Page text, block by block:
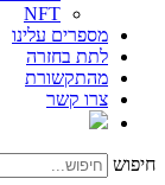
NFT
מספרים עלינו
לתת בחזרה
מהתקשורת
צרו קשר
חיפוש